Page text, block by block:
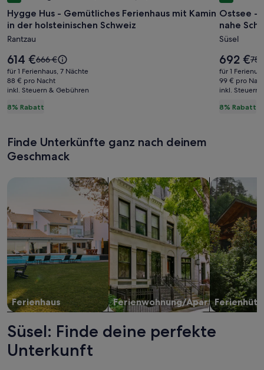
Hygge
Hus
-
Gemütliches
Ferienhaus
mit
Kamin
in
holsteinischen
Schweiz
Hygge Hus - Gemütliches Ferienhaus mit Kamin
in der holsteinischen Schweiz
Rantzau
8% Rabatt
Der
Preis
beträgt
614 €.
614 €Der
alte
Preis
war
siehe
zum
Standardpreis.
666 €
für 1 Ferienhaus, 7 Nächte
88 € pro Nacht
inkl. Steuern & Gebühren
Ostsee
-
Romant.
/
nahe
Ostsee -
nahe
Süsel
8% Rabatt
Der
Preis
beträgt
692 €.
692 €Der
alte
war
für 1
99 € pro
inkl. Steuern
Finde Unterkünfte ganz nach deinem
Geschmack
Ferienhaus
Suche nach Ferienhäusern
Ferienwohnung/Apartment
Suche nach Ferienwohnungen oder
Suche nach
Süsel: Finde deine perfekte
Unterkunft